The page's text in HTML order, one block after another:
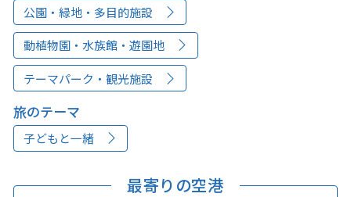
公園・緑地・多目的施設
動植物園・水族館・遊園地
テーマパーク・観光施設
旅のテーマ
子どもと一緒
最寄りの空港